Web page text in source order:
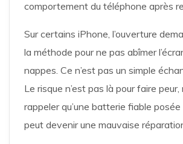
comportement du téléphone après
Sur certains iPhone, l’ouverture
la méthode pour ne pas abîmer
nappes. Ce n’est pas un simple
Le risque n’est pas là pour faire peur,
rappeler qu’une batterie fiable
peut devenir une mauvaise